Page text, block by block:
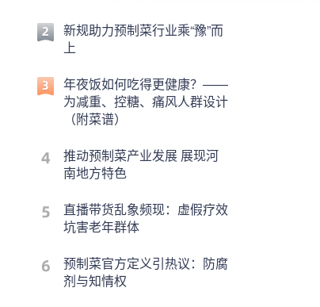
新规助力预制菜行业乘“豫”而
上
年夜饭如何吃得更健康？——
为减重、控糖、痛风人群设计
（附菜谱）
推动预制菜产业发展 展现河
南地方特色
直播带货乱象频现：虚假疗效
坑害老年群体
预制菜官方定义引热议：防腐
剂与知情权